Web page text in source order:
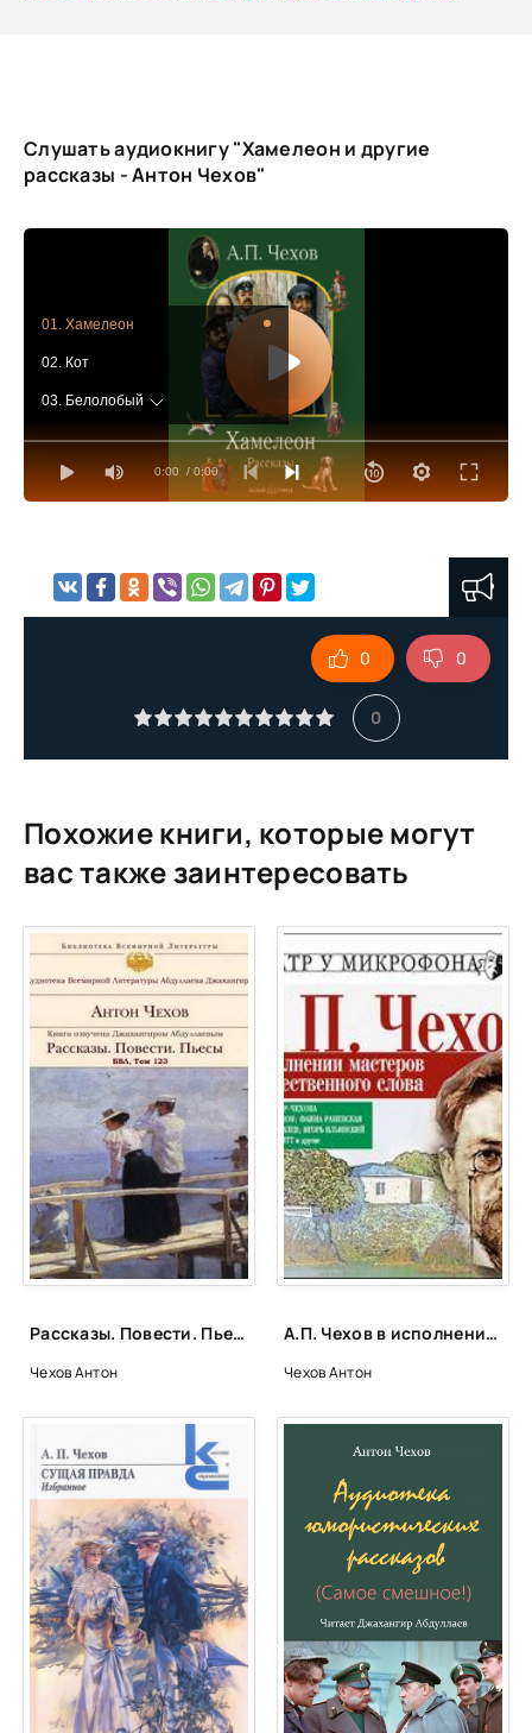
Слушать аудиокнигу "Хамелеон и другие
рассказы - Антон Чехов"
0:00 / 0:00
01. Хамелеон
02. Кот
03. Белолобый
04. Дипломат
05. Глупый француз
0
0 0
Похожие книги, которые могут
вас также заинтересовать
Рассказы. Повести. Пьесы. БВЛ. Том №123 - Антон Чехов
Чехов Антон
А.П. Чехов в исполнении мастеров художественного слова - Антон Чехов
Чехов Антон